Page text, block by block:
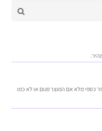
כספי מלא אם המוצר פגום או לא כמו